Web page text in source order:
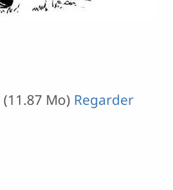
(11.87 Mo) Regarder